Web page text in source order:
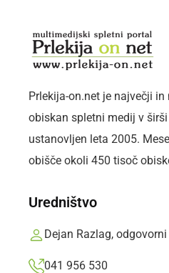
SOBOTA, 8. AVGUST 2026
Prlekija-on.net je največji in
obiskan spletni medij v
ustanovljen leta 2005.
obišče okoli 450 tisoč
Uredništvo
Dejan Razlag,
041 956 530